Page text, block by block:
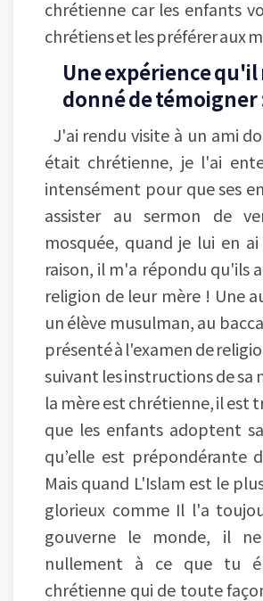
chrétienne car les enfants
chrétiens et les préférer aux
Une expérience qu'il
donné de témoigner
J'ai rendu visite à un ami
était chrétienne, je l'ai
intensément pour que ses
assister au sermon de
mosquée, quand je lui en
raison, il m'a répondu qu'ils
religion de leur mère ! Une
un élève musulman, au
présenté à l'examen de
suivant les instructions de sa
la mère est chrétienne, il est
que les enfants adoptent
qu’elle est prépondérante
Mais quand L'Islam est le
glorieux comme Il l'a
gouverne le monde, il ne
nullement à ce que tu
chrétienne qui de toute